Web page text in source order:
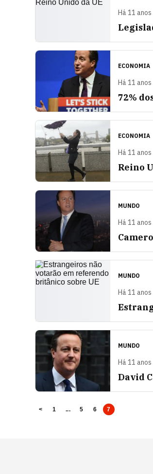
Há 11
ECONOMIA
Há 11
72%
ECONOMIA
Há 11
Reino
MUNDO
Há 11
MUNDO
Há 11
MUNDO
Há 11
David
< 1 ... 5 6 7